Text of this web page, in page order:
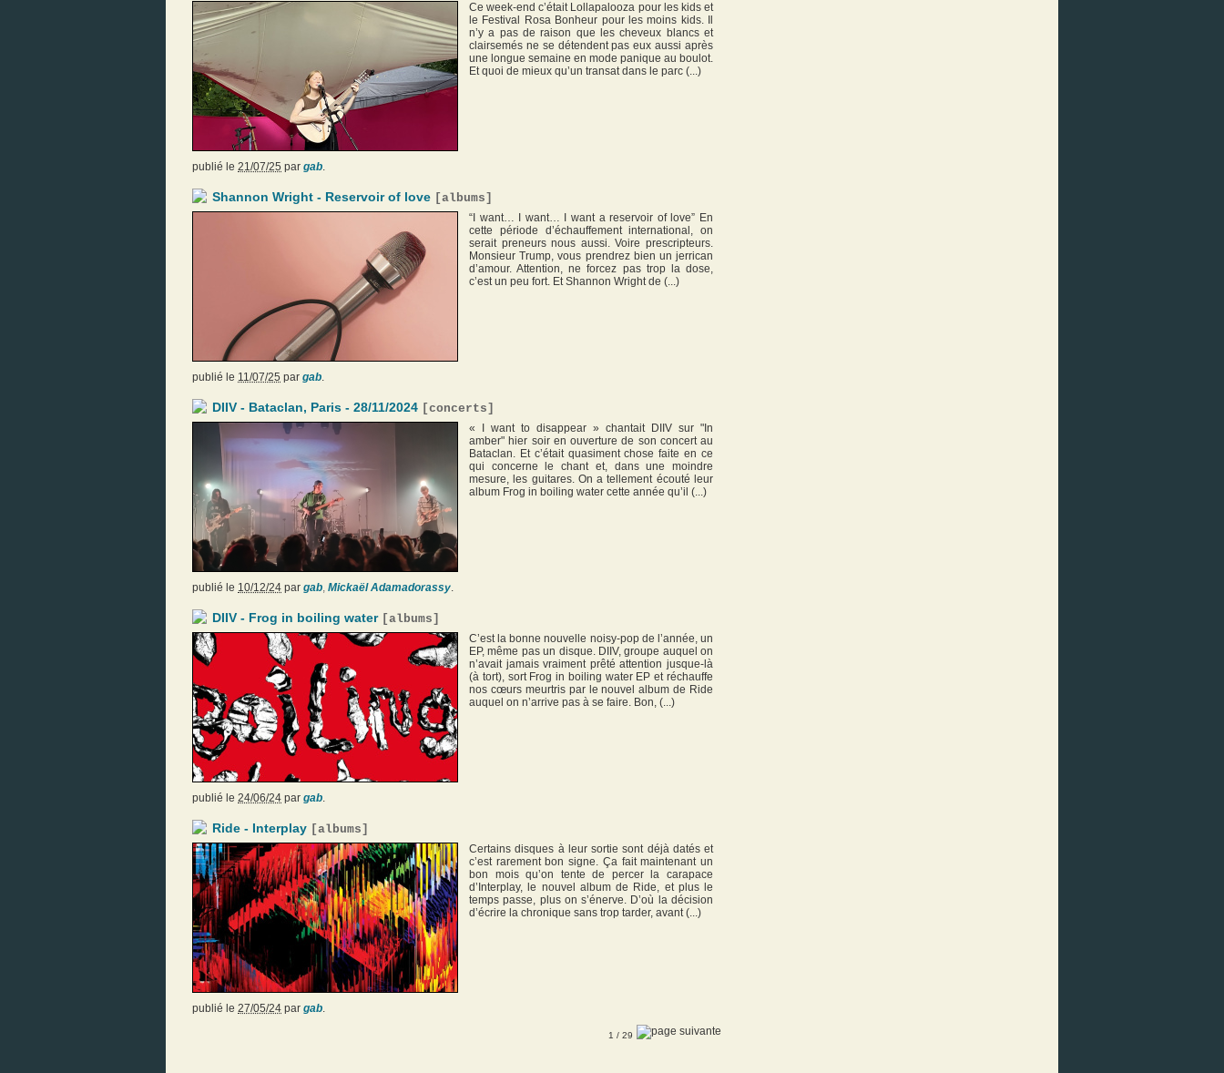
Ce week-end c’était Lollapalooza pour les kids et
le Festival Rosa Bonheur pour les moins kids. Il
n’y a pas de raison que les cheveux blancs et
clairsemés ne se détendent pas eux aussi après
une longue semaine en mode panique au boulot.
Et quoi de mieux qu’un transat dans le parc (...)
publié le 21/07/25 par gab.
Shannon Wright - Reservoir of love [albums ]
“I want… I want… I want a reservoir of love” En
cette période d’échauffement international, on
serait preneurs nous aussi. Voire prescripteurs.
Monsieur Trump, vous prendrez bien un jerrican
d’amour. Attention, ne forcez pas trop la dose,
c’est un peu fort. Et Shannon Wright de (...)
publié le 11/07/25 par gab.
DIIV - Bataclan, Paris - 28/11/2024 [concerts ]
« I want to disappear » chantait DIIV sur "In
amber" hier soir en ouverture de son concert au
Bataclan. Et c’était quasiment chose faite en ce
qui concerne le chant et, dans une moindre
mesure, les guitares. On a tellement écouté leur
album Frog in boiling water cette année qu’il (...)
publié le 10/12/24 par gab, Mickaël Adamadorassy.
DIIV - Frog in boiling water [albums ]
C’est la bonne nouvelle noisy-pop de l’année, un
EP, même pas un disque. DIIV, groupe auquel on
n’avait jamais vraiment prêté attention jusque-là
(à tort), sort Frog in boiling water EP et réchauffe
nos cœurs meurtris par le nouvel album de Ride
auquel on n’arrive pas à se faire. Bon, (...)
publié le 24/06/24 par gab.
Ride - Interplay [albums ]
Certains disques à leur sortie sont déjà datés et
c’est rarement bon signe. Ça fait maintenant un
bon mois qu’on tente de percer la carapace
d’Interplay, le nouvel album de Ride, et plus le
temps passe, plus on s’énerve. D’où la décision
d’écrire la chronique sans trop tarder, avant (...)
publié le 27/05/24 par gab.
1 / 29